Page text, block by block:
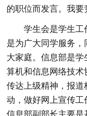
的职位而发言。我要
学生会是学生工
是为广大同学服务
大家庭。信息部是
算机和信息网络技
传达上级精神，报
动，做好网上宣传